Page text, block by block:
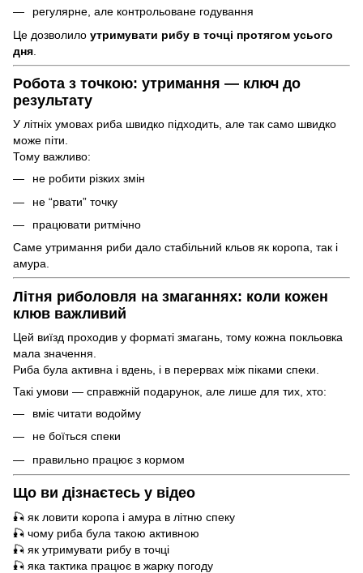
регулярне, але контрольоване годування
Це дозволило утримувати рибу в точці протягом усього
дня
Робота з точкою: утримання — ключ до
результату
У літніх умовах риба швидко підходить, але так само швидко
може піти.
Тому важливо:
не робити різких змін
не “рвати” точку
працювати ритмічно
Саме утримання риби дало стабільний кльов як коропа, так і
амура.
Літня риболовля на змаганнях: коли кожен
клюв важливий
Цей виїзд проходив у форматі змагань, тому кожна покльовка
мала значення.
Риба була активна і вдень, і в перервах між піками спеки.
Такі умови — справжній подарунок, але лише для тих, хто:
вміє читати водойму
не боїться спеки
правильно працює з кормом
Що ви дізнаєтесь у відео
🎣 як ловити коропа і амура в літню спеку
🎣 чому риба була такою активною
🎣 як утримувати рибу в точці
🎣 яка тактика працює в жарку погоду